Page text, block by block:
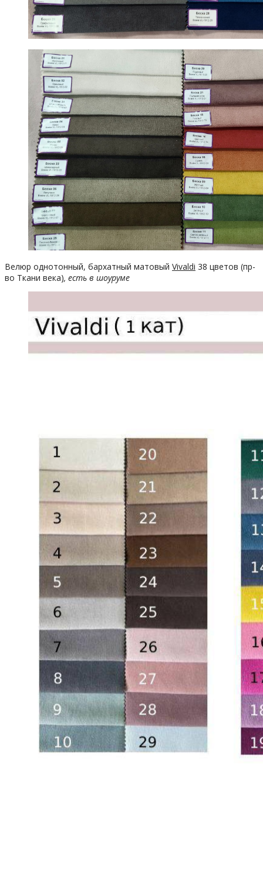
Велюр однотонный, бархатный матовый Vivaldi 38 цветов (пр-
во Ткани века), есть в шоуруме